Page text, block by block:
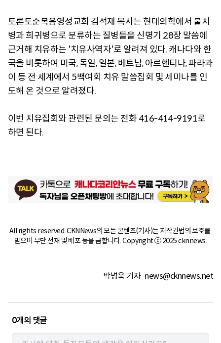
토론토순복음영성교회 김석재 목사는 현대의학에서 불치
병과 희귀병으로 분류하는 질병들을 신명기 28장 말씀에
근거해 치유하는 '치유사역자'로 알려져 있다. 캐나다와 한
국을 비롯하여 미국, 독일, 일본, 베트남, 아르헨티나, 파라과
이 등 전 세계에서 5백여회 치유 말씀집회 및 세미나를 인
도해 온 것으로 알려졌다.
이번 치유집회와 관련된 문의는 전화 416-414-9191로
하면 된다.
All rights reserved. CKNNews의 모든 콘텐츠(기사)는 저작권법의 보호를
받으며 무단 전재 및 배포 등을 금합니다. Copyright ⓒ 2025 cknnews.
박병욱 기자 news@cknnews.net
0개의 댓글